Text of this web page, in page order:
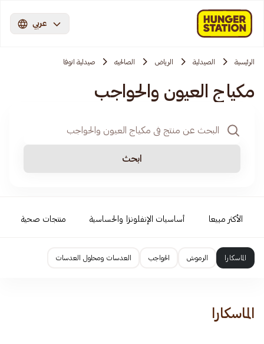
عربي
الرئيسية الصيدلية الرياض الصالحيه صيدلية انوفا
مكياج العيون والحواجب
ابحث
الأكثر مبيعا أساسيات الإنفلونزا والحساسية منتجات صحية
الماسكارا الرموش الحواجب العدسات ومحلول العدسات
الماسكارا